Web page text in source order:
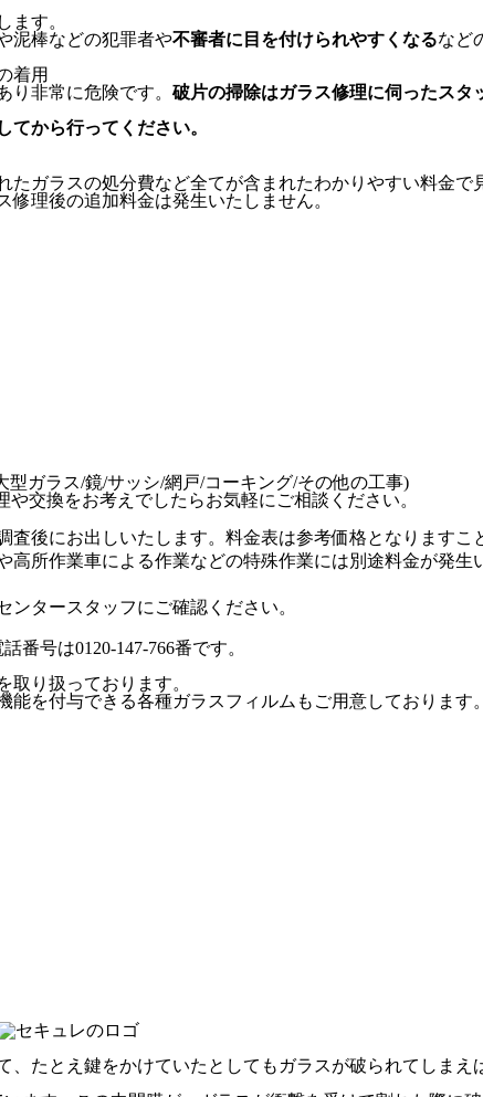
します。
泥棒などの犯罪者や不審者に目を付けられやすくなるなど
非常に危険です。 破片の掃除はガラス修理に伺ったスタ
から行ってください。
たガラスの処分費など全てが含まれたわかりやすい料金で
理後の追加料金は発生いたしません。
ガラス/鏡/サッシ/網戸/コーキング/その他の工事)
交換をお考えでしたらお気軽にご相談ください。
査後にお出しいたします。 料金表は参考価格となりますこ
所作業車による作業などの特殊作業には別途料金が発生
タースタッフにご確認ください。
り扱っております。
を付与できる各種ガラスフィルムもご用意しております。
たとえ鍵をかけていたとしてもガラスが破られてしまえ